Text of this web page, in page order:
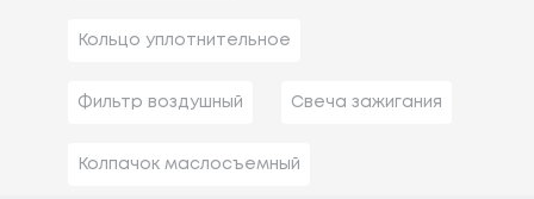
Кольцо уплотнительное
Фильтр воздушный Свеча зажигания
Колпачок маслосъемный